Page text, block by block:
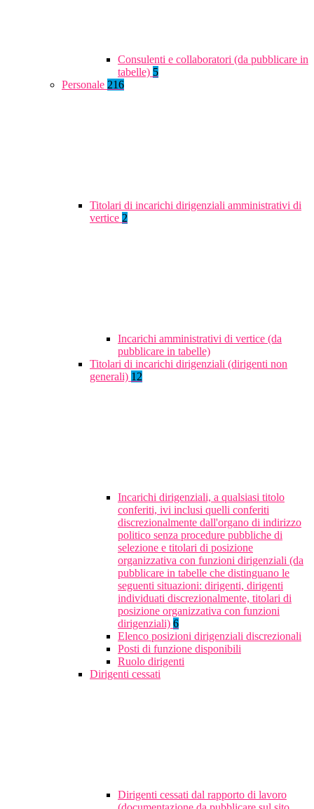
Consulenti e collaboratori (da pubblicare in
tabelle) 5
Personale 216
Titolari di incarichi dirigenziali amministrativi di
vertice 2
Incarichi amministrativi di vertice (da
pubblicare in tabelle)
Titolari di incarichi dirigenziali (dirigenti non
generali) 12
Incarichi dirigenziali, a qualsiasi titolo
conferiti, ivi inclusi quelli conferiti
discrezionalmente dall'organo di indirizzo
politico senza procedure pubbliche di
selezione e titolari di posizione
organizzativa con funzioni dirigenziali (da
pubblicare in tabelle che distinguano le
seguenti situazioni: dirigenti, dirigenti
individuati discrezionalmente, titolari di
posizione organizzativa con funzioni
dirigenziali) 6
Elenco posizioni dirigenziali discrezionali
Posti di funzione disponibili
Ruolo dirigenti
Dirigenti cessati
Dirigenti cessati dal rapporto di lavoro